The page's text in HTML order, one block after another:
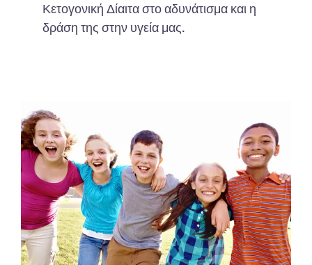
Κετογονική Δίαιτα στο αδυνάτισμα και η
δράση της στην υγεία μας.